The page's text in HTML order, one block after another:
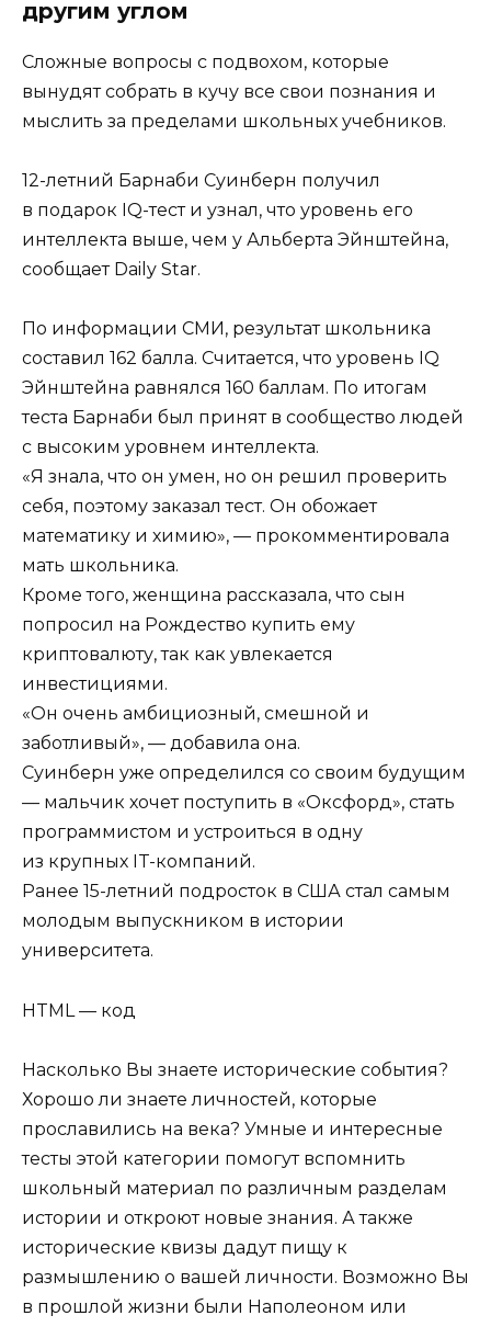
другим углом
Сложные вопросы с подвохом, которые
вынудят собрать в кучу все свои познания и
мыслить за пределами школьных учебников.
12-летний Барнаби Суинберн получил
в подарок IQ-тест и узнал, что уровень его
интеллекта выше, чем у Альберта Эйнштейна,
сообщает Daily Star.
По информации СМИ, результат школьника
составил 162 балла. Считается, что уровень IQ
Эйнштейна равнялся 160 баллам. По итогам
теста Барнаби был принят в сообщество людей
с высоким уровнем интеллекта.
«Я знала, что он умен, но он решил проверить
себя, поэтому заказал тест. Он обожает
математику и химию», — прокомментировала
мать школьника.
Кроме того, женщина рассказала, что сын
попросил на Рождество купить ему
криптовалюту, так как увлекается
инвестициями.
«Он очень амбициозный, смешной и
заботливый», — добавила она.
Суинберн уже определился со своим будущим
— мальчик хочет поступить в «Оксфорд», стать
программистом и устроиться в одну
из крупных IT-компаний.
Ранее 15-летний подросток в США стал самым
молодым выпускником в истории
университета.
HTML — код
Насколько Вы знаете исторические события?
Хорошо ли знаете личностей, которые
прославились на века? Умные и интересные
тесты этой категории помогут вспомнить
школьный материал по различным разделам
истории и откроют новые знания. А также
исторические квизы дадут пищу к
размышлению о вашей личности. Возможно Вы
в прошлой жизни были Наполеоном или